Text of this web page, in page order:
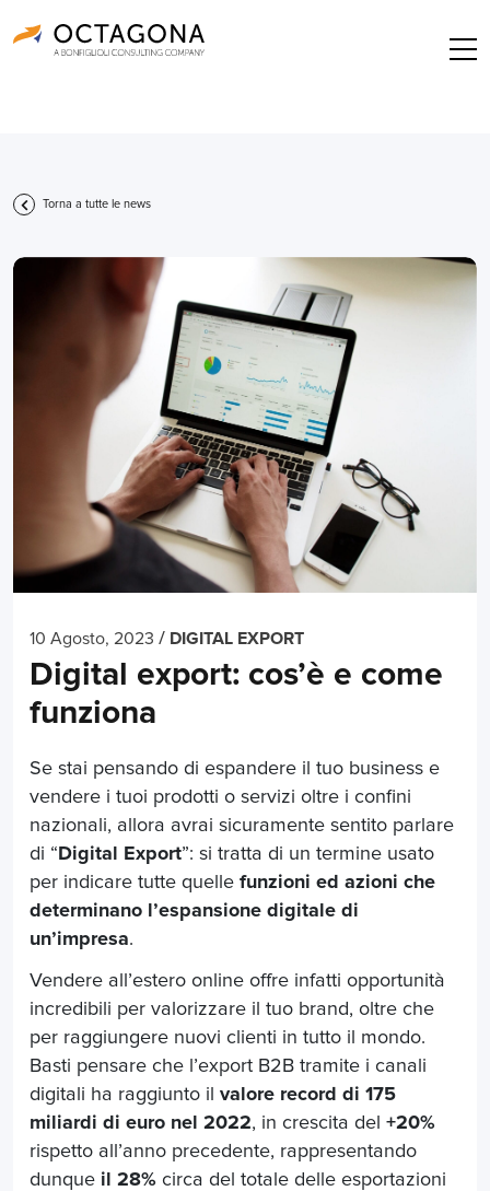
Torna a tutte le news
10 Agosto, 2023 / DIGITAL EXPORT
Digital export: cos’è e come
funziona
Se stai pensando di espandere il tuo business e
vendere i tuoi prodotti o servizi oltre i confini
nazionali, allora avrai sicuramente sentito parlare
di “ Digital Export”: si tratta di un termine usato
per indicare tutte quelle funzioni ed azioni che
determinano l’espansione digitale di
un’impresa.
Vendere all’estero online offre infatti opportunità
incredibili per valorizzare il tuo brand, oltre che
per raggiungere nuovi clienti in tutto il mondo.
Basti pensare che l’export B2B tramite i canali
digitali ha raggiunto il valore record di 175
miliardi di euro nel 2022, in crescita del +20%
rispetto all’anno precedente, rappresentando
dunque il 28% circa del totale delle esportazioni